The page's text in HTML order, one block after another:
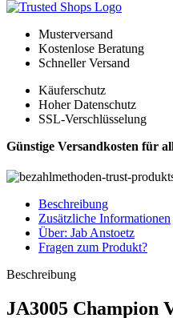
Musterversand
Kostenlose Beratung
Schneller Versand
Käuferschutz
Hoher Datenschutz
SSL-Verschlüsselung
Günstige Versandkosten für
Beschreibung
Zusätzliche Informationen
Über: Jab Anstoetz
Fragen zum Produkt?
Beschreibung
JA3005 Champion